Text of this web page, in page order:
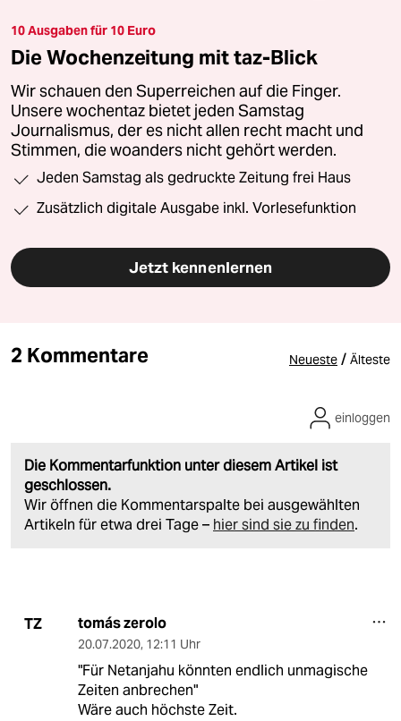
10 Ausgaben für 10 Euro
Die Wochenzeitung mit taz-Blick
Wir schauen den Superreichen auf die Finger.
Unsere wochentaz bietet jeden Samstag
Journalismus, der es nicht allen recht macht und
Stimmen, die woanders nicht gehört werden.
Jeden Samstag als gedruckte Zeitung frei Haus
Zusätzlich digitale Ausgabe inkl. Vorlesefunktion
Jetzt kennenlernen
2 Kommentare Neueste / Älteste
Die Kommentarfunktion unter diesem Artikel ist
geschlossen.
Wir öffnen die Kommentarspalte bei ausgewählten
Artikeln für etwa drei Tage – hier sind sie zu finden.
einloggen
TZ tomás zerolo
20.07.2020, 12:11 Uhr
"Für Netanjahu könnten endlich unmagische
Zeiten anbrechen"
Wäre auch höchste Zeit.